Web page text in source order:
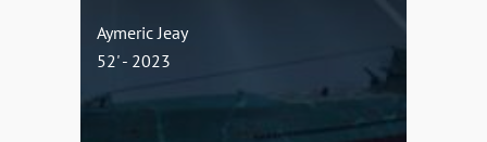
Aymeric Jeay
52' - 2023